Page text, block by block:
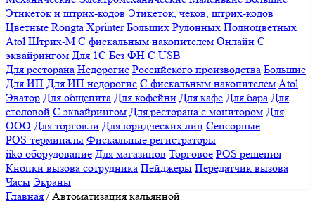
Этикеток и штрих-кодов Этикеток, чеков, штрих-кодов
Цветные Rongta Xprinter Больших Рулонных Полноцветных
Atol Штрих-М С фискальным накопителем Онлайн С
эквайрингом Для 1С Без ФН С USB
Для ресторана Недорогие Российского производства Большие
Для ИП Для ИП недорогие С фискальным накопителем Atol
Эватор Для общепита Для кофейни Для кафе Для бара Для
столовой С эквайрингом Для ресторана с монитором Для
ООО Для торговли Для юридческих лиц Сенсорные
POS-терминалы Фискальные регистраторы
iiko оборудование Для магазинов Торговое POS решения
Кнопки вызова сотрудника Пейджеры Передатчик вызова
Часы Экраны
Главная /Автоматизация кальянной